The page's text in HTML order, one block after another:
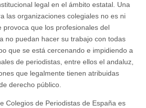
legal en el ámbito estatal. Una
las organizaciones colegiales no es ni
provoca que los profesionales del
no puedan hacer su trabajo con todas
que se está cercenando e impidiendo a
de periodistas, entre ellos el andaluz,
que legalmente tienen atribuidas
derecho público.
Colegios de Periodistas de España es